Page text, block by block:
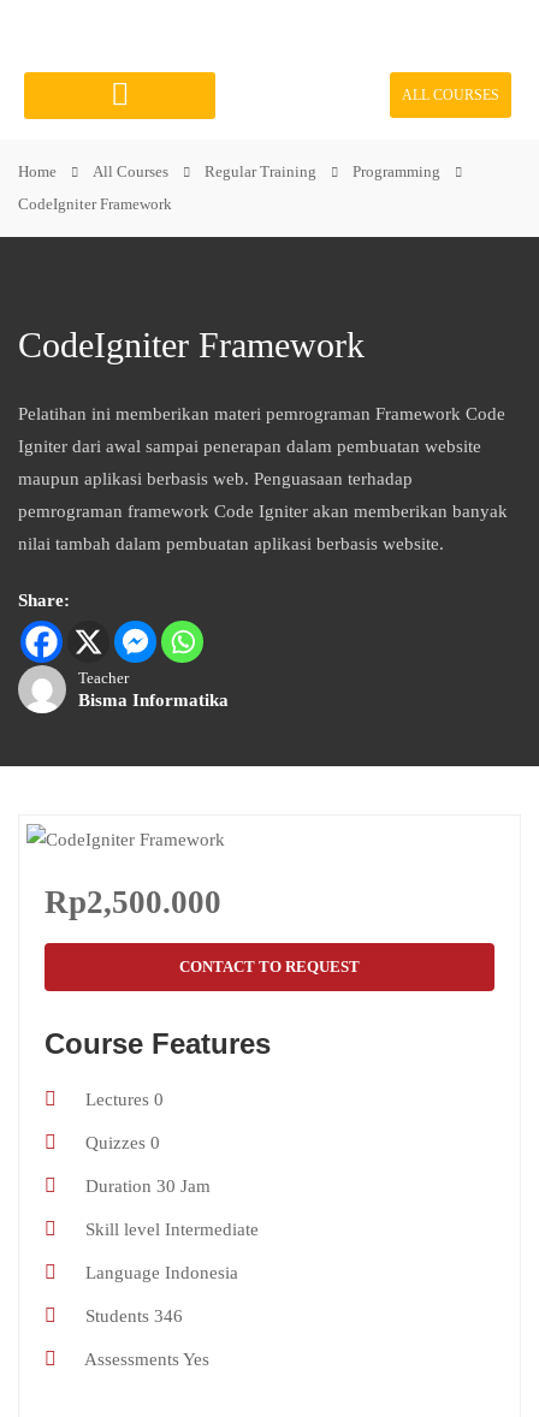
ALL COURSES
Home All Courses Regular Training
Programming
CodeIgniter Framework
CodeIgniter Framework
Pelatihan ini memberikan materi pemrograman Framework Code
Igniter dari awal sampai penerapan dalam pembuatan website
maupun aplikasi berbasis web. Penguasaan terhadap
pemrograman framework Code Igniter akan memberikan banyak
nilai tambah dalam pembuatan aplikasi berbasis website.
Share:
Teacher
Bisma Informatika
Rp2,500.000
CONTACT TO REQUEST
Course Features
Lectures 0
Quizzes 0
Duration 30 Jam
Skill level Intermediate
Language Indonesia
Students 346
Assessments Yes